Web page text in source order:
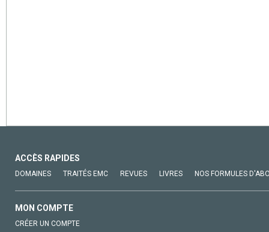
ACCÈS RAPIDES
DOMAINES TRAITÉS EMC REVUES LIVRES NOS FORMULES
MON COMPTE
CRÉER UN COMPTE